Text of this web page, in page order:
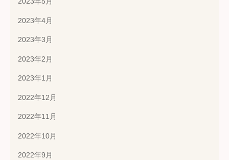
2023年4月
2023年3月
2023年2月
2023年1月
2022年12月
2022年11月
2022年10月
2022年9月